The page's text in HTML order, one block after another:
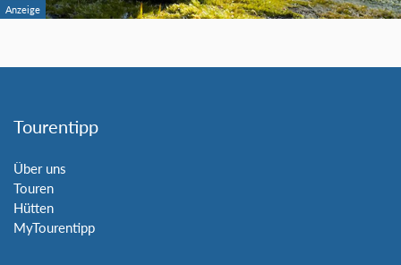
Tourentipp
Über uns
Touren
Hütten
MyTourentipp